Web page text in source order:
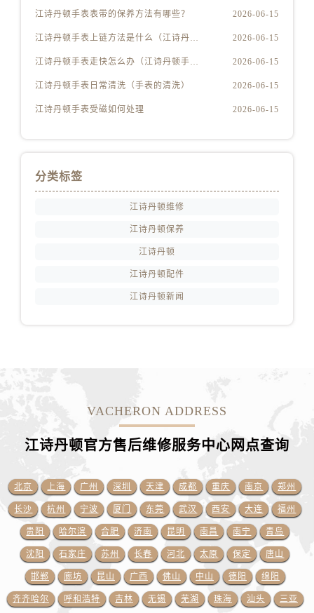
江苏省淮安市清江浦区淮海北路江诗丹顿售后服务中心（需提前预约）
江西省萍乡市安源区萍安北大道与康庄路交叉口江诗丹顿售后服务中心（需提前预约）
江西省新余市渝水区北湖西路江诗丹顿售后服务中心（需提前预约）
江西省宜春市袁州区中山中路江诗丹顿售后服务中心（需提前预约）
江西省鹰潭市月湖区胜利东路江诗丹顿售后服务中心（需提前预约）
山东省德州市德城区东风中路江诗丹顿售后服务中心（需提前预约）
山东省东营市东营区济南路江诗丹顿售后服务中心（需提前预约）
山东省济南市历下区经十路11111号华润中心写字楼（万象城）15层1508室江诗丹顿售后服务中心（需提前预约）
山东省济宁市任城区太白楼路江诗丹顿售后服务中心（需提前预约）
江诗丹顿手表表带的保养方法有哪些？ 2026-06-15
江诗丹顿手表上链方法是什么（江诗丹顿怎么给手表上链） 2026-06-15
江诗丹顿手表走快怎么办（江诗丹顿手表走快什么原因） 2026-06-15
江诗丹顿手表日常清洗（手表的清洗） 2026-06-15
江诗丹顿手表受磁如何处理 2026-06-15
分类标签
江诗丹顿维修
江诗丹顿保养
江诗丹顿
江诗丹顿配件
江诗丹顿新闻
VACHERON ADDRESS
江诗丹顿官方售后维修服务中心网点查询
北京 上海 广州 深圳 天津 成都 重庆 南京 郑州
长沙 杭州 宁波 厦门 东莞 武汉 西安 大连 福州
贵阳 哈尔滨 合肥 济南 昆明 南昌 南宁 青岛
沈阳 石家庄 苏州 长春 河北 太原 保定 唐山
邯郸 廊坊 昆山 广西 佛山 中山 德阳 绵阳
齐齐哈尔 呼和浩特 吉林 无锡 芜湖 珠海 汕头 三亚